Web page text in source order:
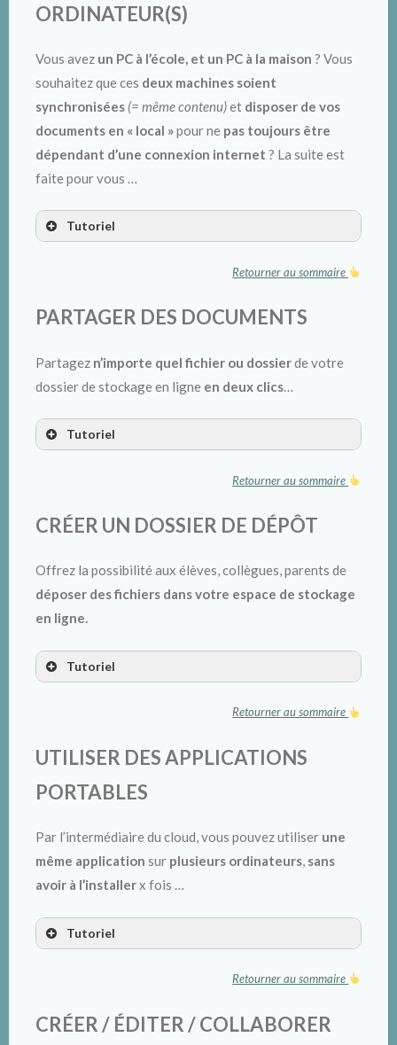
ORDINATEUR(S)
Vous avez un PC à l’école, et un PC à la maison ? Vous
souhaitez que ces deux machines soient
synchronisées (= même contenu)et disposer de vos
documents en « local »pour ne pas toujours être
dépendant d’une connexion internet ? La suite est
faite pour vous …
Tutoriel
Retourner au sommaire
PARTAGER DES DOCUMENTS
Partagez n’importe quel fichier ou dossierde votre
dossier de stockage en ligne en deux clics
Tutoriel
Retourner au sommaire
CRÉER UN DOSSIER DE DÉPÔT
Offrez la possibilité aux élèves, collègues, parents de
déposer des fichiers dans votre espace de stockage
en ligne.
Tutoriel
Clic droit sur le
onglet
Retourner au sommaire
UTILISER DES APPLICATIONS
PORTABLES
Par l’intermédiaire du cloud, vous pouvez utiliser une
même application sur plusieurs ordinateurs, sans
avoir à l’installerx fois …
Tutoriel
Retourner au sommaire
CRÉER / ÉDITER / COLLABORER